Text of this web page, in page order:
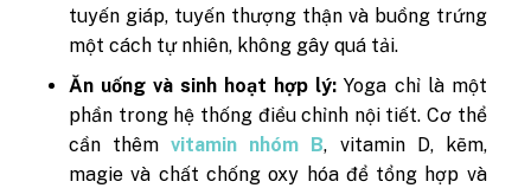
tuyến giáp, tuyến thượng thận và buồng trứng
một cách tự nhiên, không gây quá tải.
Ăn uống và sinh hoạt hợp lý: Yoga chỉ là một
phần trong hệ thống điều chỉnh nội tiết. Cơ thể
cần thêmvitamin nhóm B, vitamin D, kẽm,
magie và chất chống oxy hóa để tổng hợp và